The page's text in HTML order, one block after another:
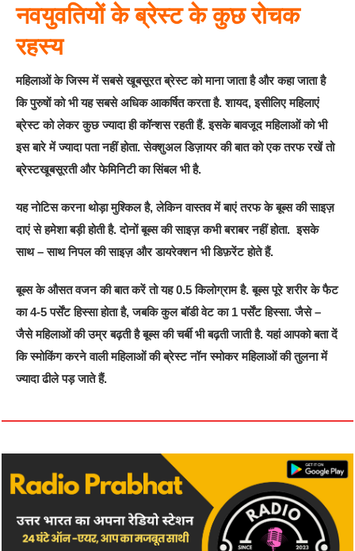
नवयुवतियों के ब्रेस्ट के कुछ रोचक
रहस्य
महिलाओं के जिस्म में सबसे खूबसूरत ब्रेस्ट को माना जाता है और कहा जाता है
कि पुरुषों को भी यह सबसे अधिक आकर्षित करता है. शायद, इसीलिए महिलाएं
ब्रेस्ट को लेकर कुछ ज्यादा ही कॉन्शस रहती हैं. इसके बावजूद महिलाओं को भी
इस बारे में ज्यादा पता नहीं होता. सेक्शुअल डिज़ायर की बात को एक तरफ रखें तो
ब्रेस्टखूबसूरती और फेमिनिटी का सिंबल भी है.
यह नोटिस करना थोड़ा मुश्किल है, लेकिन वास्तव में बाएं तरफ के बूब्स की साइज़
दाएं से हमेशा बड़ी होती है. दोनों बूब्स की साइज़ कभी बराबर नहीं होता. इसके
साथ – साथ निपल की साइज़ और डायरेक्शन भी डिफ़रेंट होते हैं.
बूब्स के औसत वजन की बात करें तो यह 0.5 किलोग्राम है. बूब्स पूरे शरीर के फैट
का 4-5 पर्सेंट हिस्सा होता है, जबकि कुल बॉडी वेट का 1 पर्सेंट हिस्सा. जैसे –
जैसे महिलाओं की उम्र बढ़ती है बूब्स की चर्बी भी बढ़ती जाती है. यहां आपको बता दें
कि स्मोकिंग करने वाली महिलाओं की ब्रेस्ट नॉन स्मोकर महिलाओं की तुलना में
ज्यादा ढीले पड़ जाते हैं.